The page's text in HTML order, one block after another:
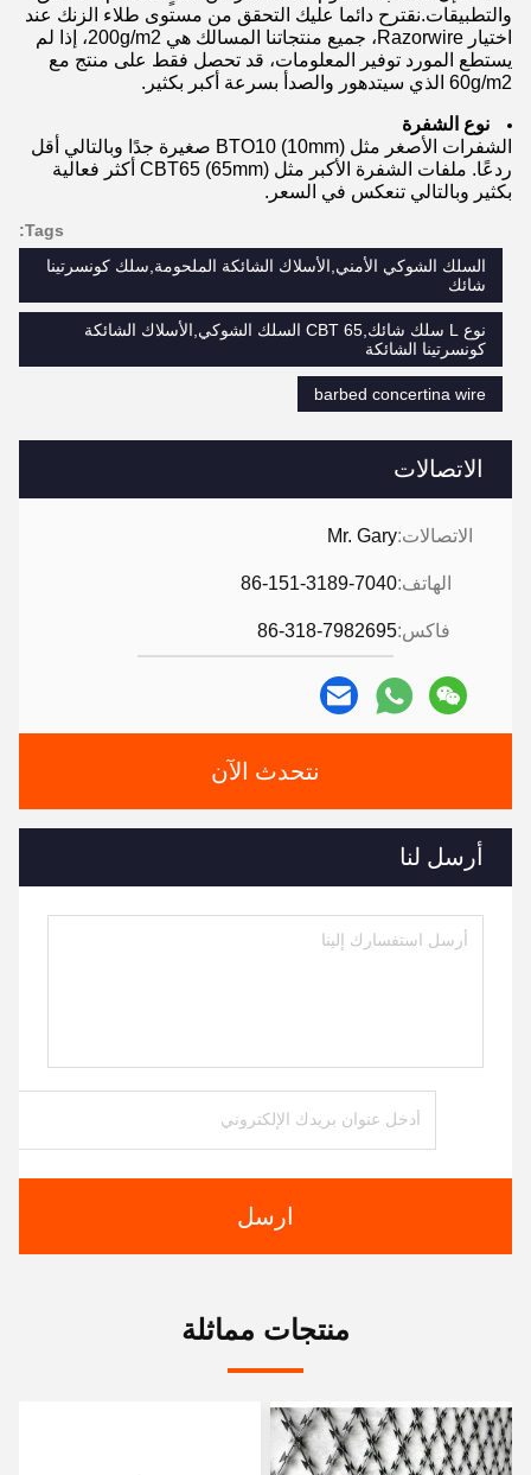
الاتصالات
الاتصالات:Mr. Gary
الهاتف:86-151-3189-7040
فاكس:86-318-7982695
نتحدث الآن
أرسل لنا
ارسل
والتطبيقات.نقترح دائما عليك التحقق من مستوى طلاء الزنك عند
اختيار Razorwire، جميع منتجاتنا المسالك هي 200g/m2، إذا لم
يستطع المورد توفير المعلومات، قد تحصل فقط على منتج مع
60g/m2 الذي سيتدهور والصدأ بسرعة أكبر بكثير.
نوع الشفرة
الشفرات الأصغر مثل BTO10 (10mm) صغيرة جدًا وبالتالي أقل
ردعًا. ملفات الشفرة الأكبر مثل CBT65 (65mm) أكثر فعالية
بكثير وبالتالي تنعكس في السعر.
Tags:
السلك الشوكي الأمني,الأسلاك الشائكة الملحومة,سلك كونسرتينا
شائك
نوع L سلك شائك,CBT 65 السلك الشوكي,الأسلاك الشائكة
كونسرتينا الشائكة
barbed concertina wire
منتجات مماثلة